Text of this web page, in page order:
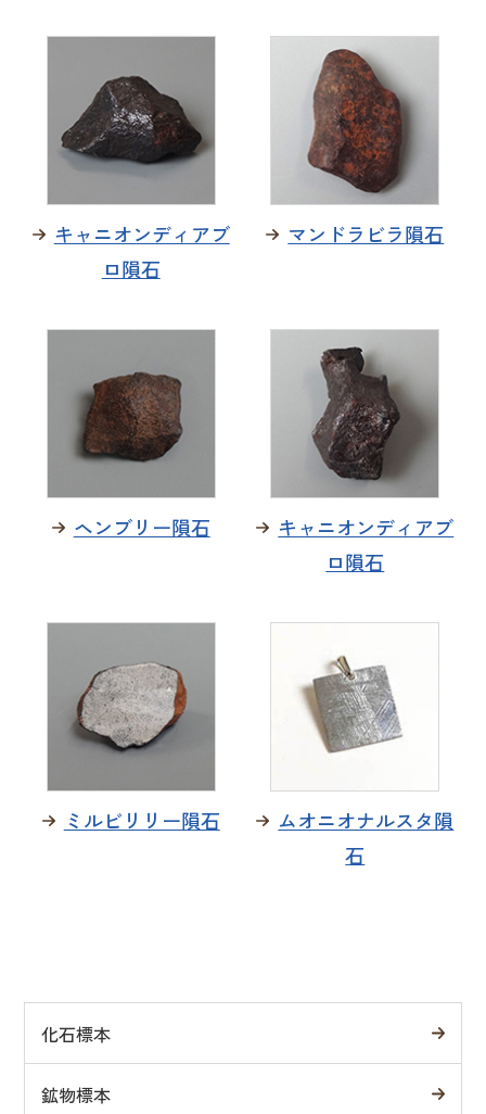
キャニオンディアブ
ロ隕石
マンドラビラ隕石
ヘンブリー隕石
キャニオンディアブ
ロ隕石
ミルビリリー隕石
ムオニオナルスタ隕
石
化石標本
鉱物標本